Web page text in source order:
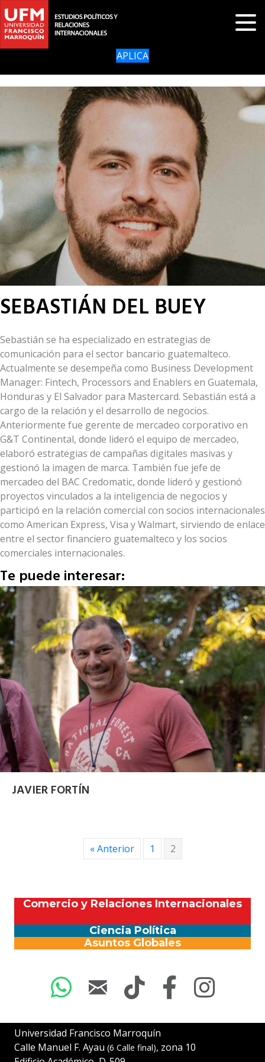
APLICA
SEBASTIÁN DEL BUEY
Sebastián se ha especializado en estrategias de
comunicación para el sector bancario guatemalteco.
Actualmente se desempeña como Business Development
Manager: Fintech, Processors and Enablers en Guatemala,
Honduras y El Salvador para Mastercard. Sebastián está a
cargo de la relación y el desarrollo de negocios.
Anteriormente fue gerente de mercadeo corporativo en
G&T Continental, donde lideró el equipo de mercadeo,
elaboró estrategias de campañas digitales masivas y
gestionó la imagen de marca. También fue jefe de
mercadeo del BAC Credomatic, donde lideró y gestionó
proyectos vinculados a la inteligencia de negocios y
participó en la relación comercial con socios internacionales
como American Express, Visa y Walmart, sirviendo de enlace
entre el sector financiero guatemalteco y los socios
comerciales internacionales.
Te puede interesar:
JAVIER FORTÍN
« Anterior 1 2
Comercio y Relaciones Internacionales
Ciencia Política
Asuntos Globales
Universidad Francisco Marroquín
Calle Manuel F. Ayau (6 Calle final), zona 10